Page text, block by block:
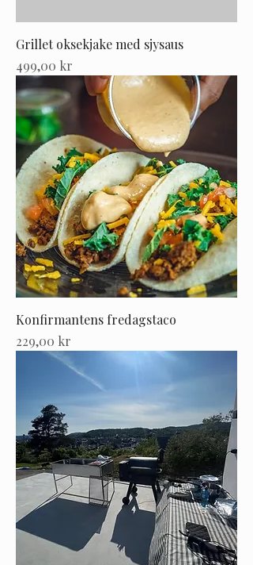
Grillet oksekjake med sjysaus
Pris
499,00 kr
Konfirmantens fredagstaco
Pris
229,00 kr